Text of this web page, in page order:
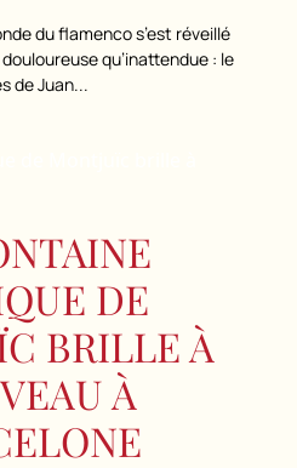
du flamenco s’est réveillé
qu’inattendue : le
de Juan...
DE
BRILLE À
À